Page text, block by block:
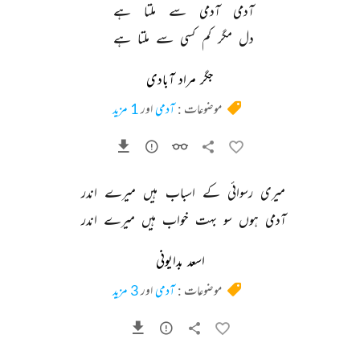
آدمی آدمی سے ملتا
ہے
دل مگر کم کسی سے ملتا ہے
جگر مراد آبادی
موضوعات :آدمیاور1 مزید
میری رسوائی کے اسباب ہیں میرے اندر
آدمی ہوں سو بہت خواب ہیں میرے اندر
اسعد بدایونی
موضوعات :آدمیاور3 مزید